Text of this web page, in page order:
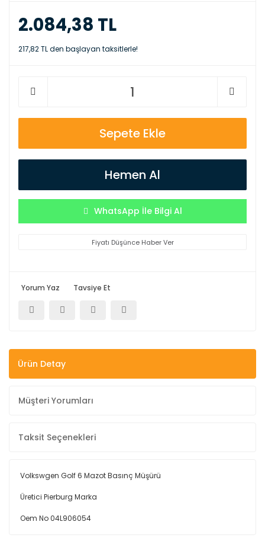
2.084,38 TL
217,82 TL den başlayan taksitlerle!
Sepete Ekle
Hemen Al
WhatsApp İle Bilgi Al
Fiyatı Düşünce Haber Ver
Yorum Yaz Tavsiye Et
Ürün Detay
Müşteri Yorumları
Taksit Seçenekleri
Volkswgen Golf 6 Mazot Basınç Müşürü
Üretici Pierburg Marka
Oem No 04L906054